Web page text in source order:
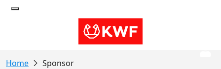
Sponsor